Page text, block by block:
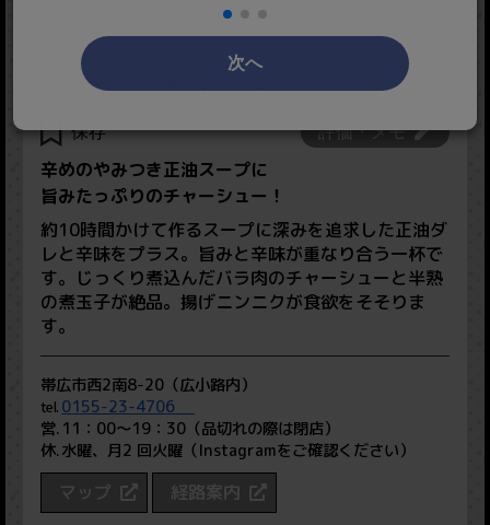
次へ
こだわりかさね味／1,200 円
保存 評価・メモ
辛めのやみつき正油スープに
旨みたっぷりのチャーシュー！
約10時間かけて作るスープに深みを追求した正油ダ
レと辛味をプラス。旨みと辛味が重なり合う一杯で
す。じっくり煮込んだバラ肉のチャーシューと半熟
の煮玉子が絶品。揚げニンニクが食欲をそそりま
す。
帯広市西2南8-20（広小路内）
0155-23-4706
11：00〜19：30（品切れの際は閉店）
水曜、月2 回火曜（Instagramをご確認ください）
マップ 経路案内